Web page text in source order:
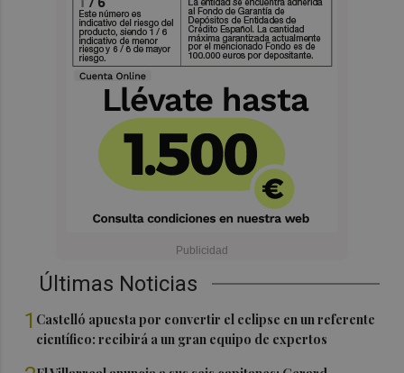
Últimas Noticias
1 Castelló apuesta por convertir el eclipse en un referente
científico: recibirá a un gran equipo de expertos